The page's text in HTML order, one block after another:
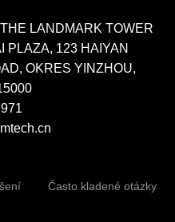
LANDMARK TOWER
PLAZA, 123 HAIYAN
OKRES YINZHOU,
Často kladené otázky